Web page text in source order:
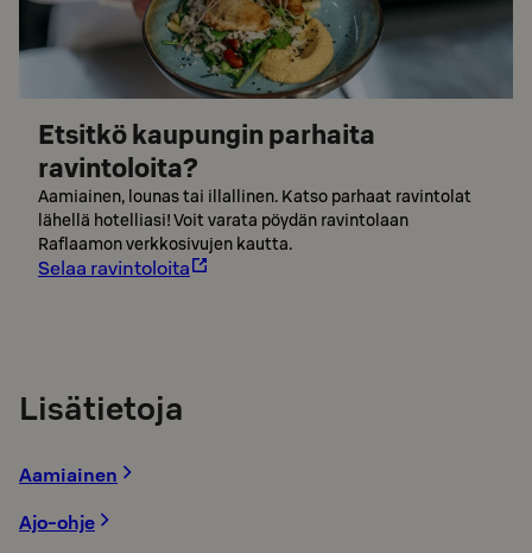
Etsitkö kaupungin parhaita
ravintoloita?
Aamiainen, lounas tai illallinen. Katso parhaat ravintolat
lähellä hotelliasi! Voit varata pöydän ravintolaan
Raflaamon verkkosivujen kautta.
Selaa ravintoloita
Lisätietoja
Aamiainen
Ajo-ohje